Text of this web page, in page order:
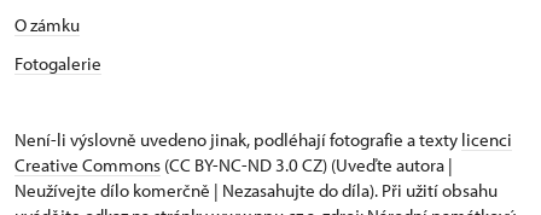
O zámku
Fotogalerie
Není-li výslovně uvedeno jinak, podléhají fotografie a texty licenci
Creative Commons (CC BY-NC-ND 3.0 CZ) (Uveďte autora |
Neužívejte dílo komerčně | Nezasahujte do díla). Při užití obsahu